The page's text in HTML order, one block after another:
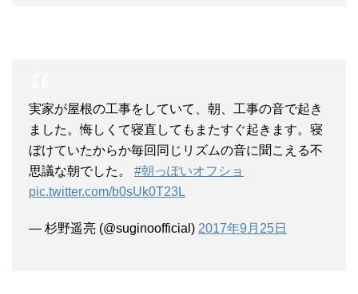
実家が屋根の工事をしていて、朝、工事の音で起き
ました。悔しくて寝直してもまたすぐ起きます。寝
ぼけていたからか毎回同じリズムの音に聞こえる不
思議な朝でした。 #朝っぽいオフショ
pic.twitter.com/b0sUk0T23L
— 杉野遥亮 (@suginoofficial) 2017年9月25日